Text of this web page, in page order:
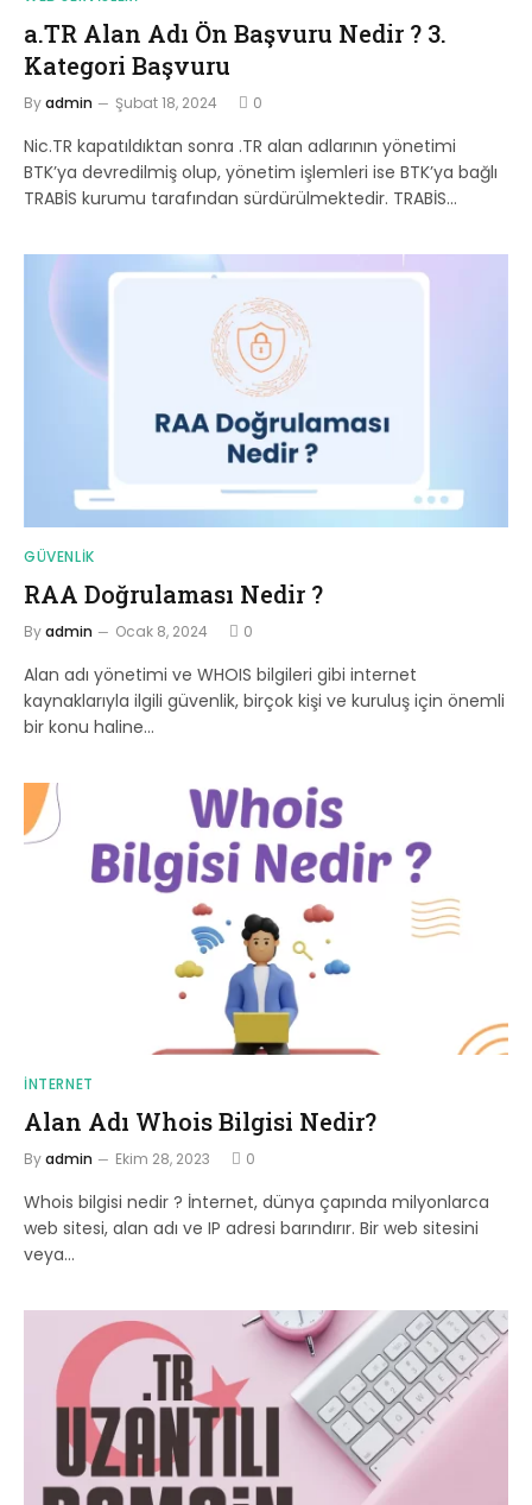
a.TR Alan Adı Ön Başvuru Nedir ? 3.
Kategori Başvuru
Byadmin Şubat 18, 2024 0
Nic.TR kapatıldıktan sonra .TR alan adlarının yönetimi
BTK’ya devredilmiş olup, yönetim işlemleri ise BTK’ya bağlı
TRABİS kurumu tarafından sürdürülmektedir. TRABİS…
GÜVENLIK
RAA Doğrulaması Nedir ?
Byadmin Ocak 8, 2024 0
Alan adı yönetimi ve WHOIS bilgileri gibi internet
kaynaklarıyla ilgili güvenlik, birçok kişi ve kuruluş için önemli
bir konu haline…
İNTERNET
Alan Adı Whois Bilgisi Nedir?
Byadmin Ekim 28, 2023 0
Whois bilgisi nedir ? İnternet, dünya çapında milyonlarca
web sitesi, alan adı ve IP adresi barındırır. Bir web sitesini
veya…